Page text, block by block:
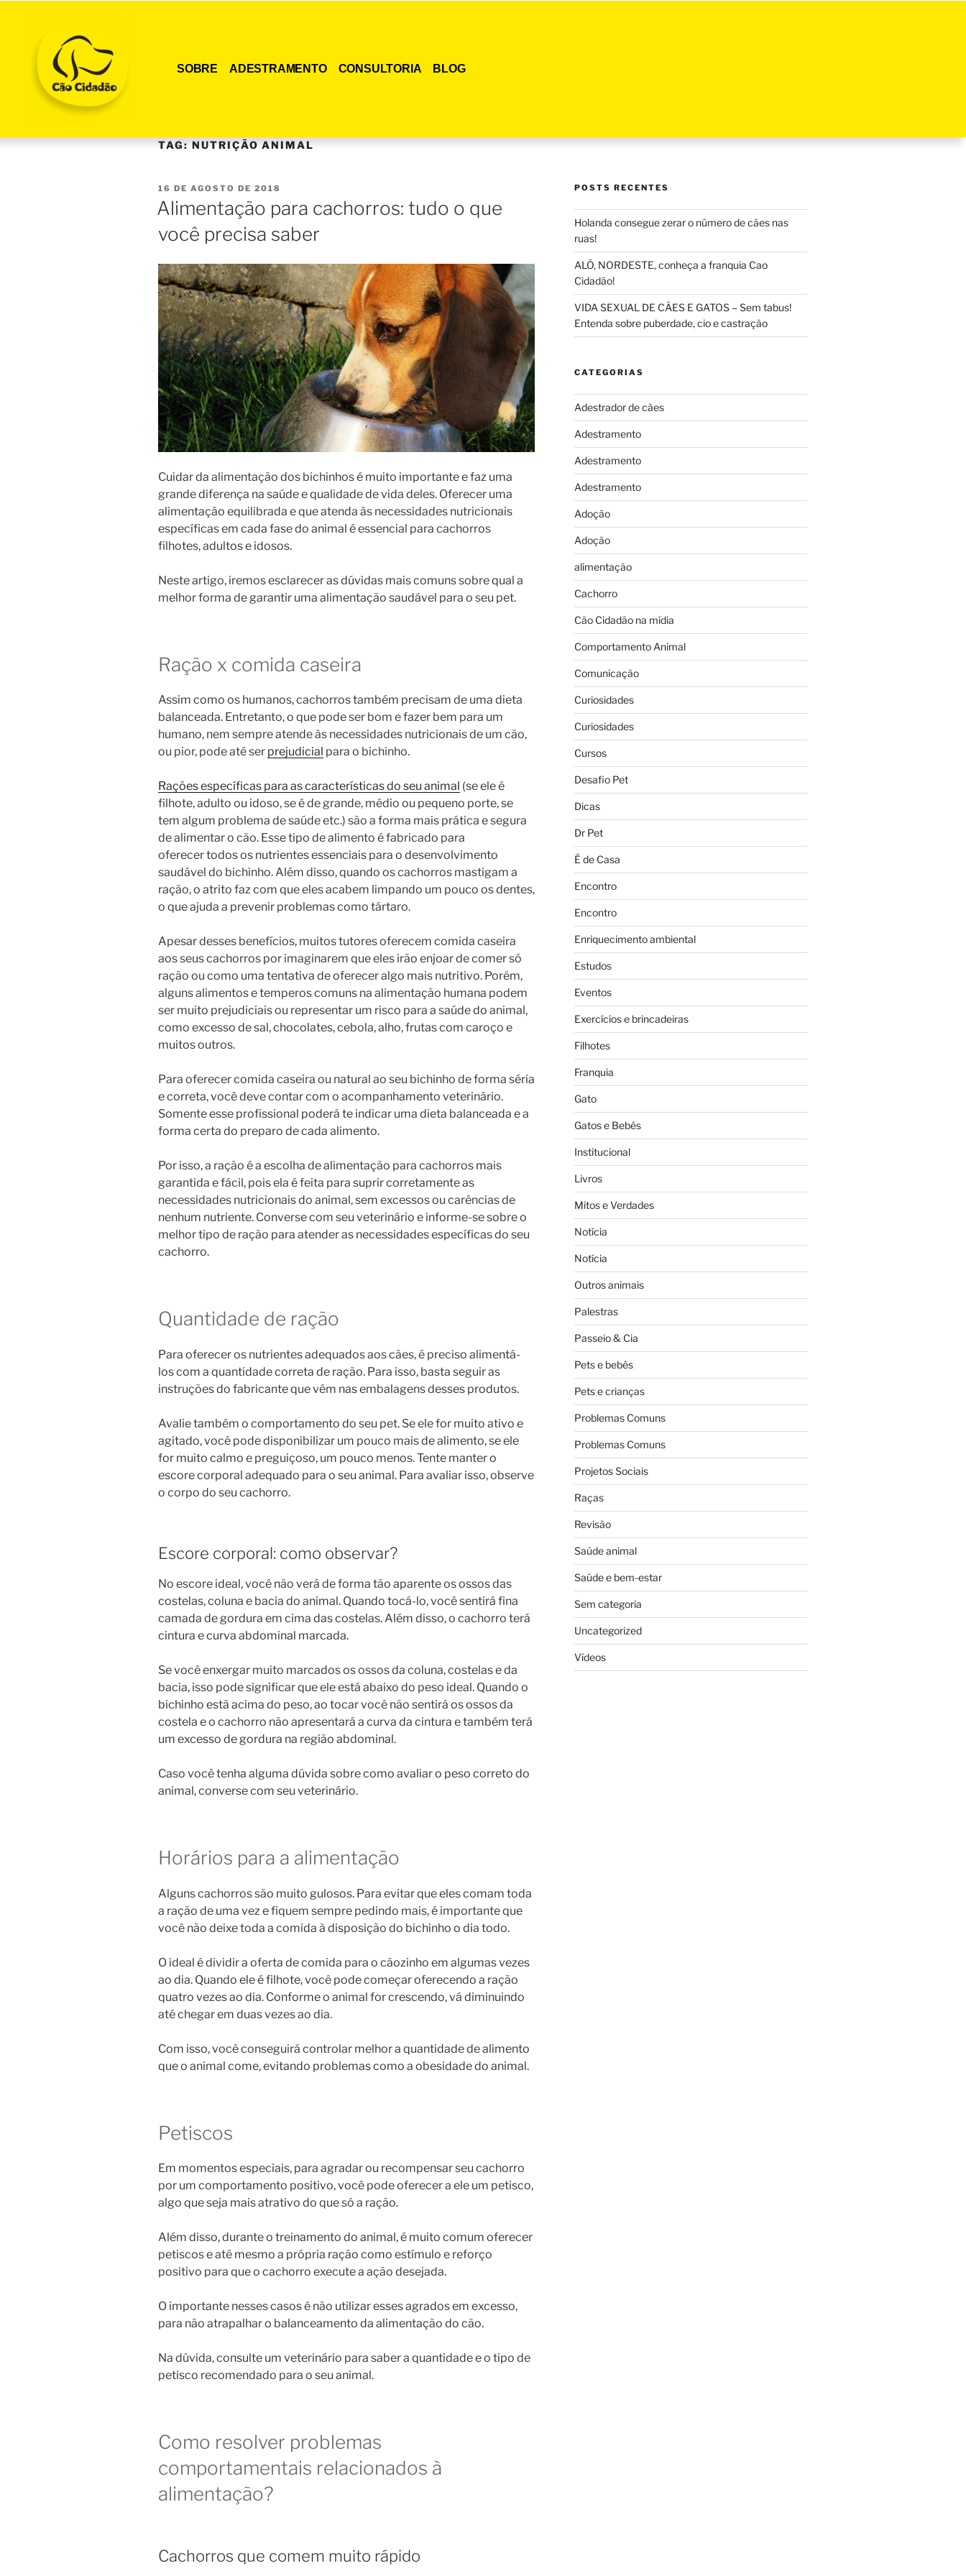
SOBRE ADESTRAMENTO CONSULTORIA BLOG
TAG:NUTRIÇÃO ANIMAL
16 DE AGOSTO DE 2018
Alimentação para cachorros: tudo o que
você precisa saber
Cuidar da alimentação dos bichinhos é muito importante e faz uma
grande diferença na saúde e qualidade de vida deles. Oferecer uma
alimentação equilibrada e que atenda às necessidades nutricionais
específicas em cada fase do animal é essencial para cachorros
filhotes, adultos e idosos.
Neste artigo, iremos esclarecer as dúvidas mais comuns sobre qual a
melhor forma de garantir uma alimentação saudável para o seu pet.
Ração x comida caseira
Assim como os humanos, cachorros também precisam de uma dieta
balanceada. Entretanto, o que pode ser bom e fazer bem para um
humano, nem sempre atende às necessidades nutricionais de um cão,
ou pior, pode até ser prejudicial para o bichinho.
Rações específicas para as características do seu animal (se ele é
filhote, adulto ou idoso, se é de grande, médio ou pequeno porte, se
tem algum problema de saúde etc.) são a forma mais prática e segura
de alimentar o cão. Esse tipo de alimento é fabricado para
oferecer todos os nutrientes essenciais para o desenvolvimento
saudável do bichinho. Além disso, quando os cachorros mastigam a
ração, o atrito faz com que eles acabem limpando um pouco os dentes,
o que ajuda a prevenir problemas como tártaro.
Apesar desses benefícios, muitos tutores oferecem comida caseira
aos seus cachorros por imaginarem que eles irão enjoar de comer só
ração ou como uma tentativa de oferecer algo mais nutritivo. Porém,
alguns alimentos e temperos comuns na alimentação humana podem
ser muito prejudiciais ou representar um risco para a saúde do animal,
como excesso de sal, chocolates, cebola, alho, frutas com caroço e
muitos outros.
Para oferecer comida caseira ou natural ao seu bichinho de forma séria
e correta, você deve contar com o acompanhamento veterinário.
Somente esse profissional poderá te indicar uma dieta balanceada e a
forma certa do preparo de cada alimento.
Por isso, a ração é a escolha de alimentação para cachorros mais
garantida e fácil, pois ela é feita para suprir corretamente as
necessidades nutricionais do animal, sem excessos ou carências de
nenhum nutriente. Converse com seu veterinário e informe-se sobre o
melhor tipo de ração para atender as necessidades específicas do seu
cachorro.
Quantidade de ração
Para oferecer os nutrientes adequados aos cães, é preciso alimentá-
los com a quantidade correta de ração. Para isso, basta seguir as
instruções do fabricante que vêm nas embalagens desses produtos.
Avalie também o comportamento do seu pet. Se ele for muito ativo e
agitado, você pode disponibilizar um pouco mais de alimento, se ele
for muito calmo e preguiçoso, um pouco menos. Tente manter o
escore corporal adequado para o seu animal. Para avaliar isso, observe
o corpo do seu cachorro.
Escore corporal: como observar?
No escore ideal, você não verá de forma tão aparente os ossos das
costelas, coluna e bacia do animal. Quando tocá-lo, você sentirá fina
camada de gordura em cima das costelas. Além disso, o cachorro terá
cintura e curva abdominal marcada.
Se você enxergar muito marcados os ossos da coluna, costelas e da
bacia, isso pode significar que ele está abaixo do peso ideal. Quando o
bichinho está acima do peso, ao tocar você não sentirá os ossos da
costela e o cachorro não apresentará a curva da cintura e também terá
um excesso de gordura na região abdominal.
Caso você tenha alguma dúvida sobre como avaliar o peso correto do
animal, converse com seu veterinário.
Horários para a alimentação
Alguns cachorros são muito gulosos. Para evitar que eles comam toda
a ração de uma vez e fiquem sempre pedindo mais, é importante que
você não deixe toda a comida à disposição do bichinho o dia todo.
O ideal é dividir a oferta de comida para o cãozinho em algumas vezes
ao dia. Quando ele é filhote, você pode começar oferecendo a ração
quatro vezes ao dia. Conforme o animal for crescendo, vá diminuindo
até chegar em duas vezes ao dia.
Com isso, você conseguirá controlar melhor a quantidade de alimento
que o animal come, evitando problemas como a obesidade do animal.
Petiscos
Em momentos especiais, para agradar ou recompensar seu cachorro
por um comportamento positivo, você pode oferecer a ele um petisco,
algo que seja mais atrativo do que só a ração.
Além disso, durante o treinamento do animal, é muito comum oferecer
petiscos e até mesmo a própria ração como estímulo e reforço
positivo para que o cachorro execute a ação desejada.
O importante nesses casos é não utilizar esses agrados em excesso,
para não atrapalhar o balanceamento da alimentação do cão.
Na dúvida, consulte um veterinário para saber a quantidade e o tipo de
petisco recomendado para o seu animal.
Como resolver problemas
comportamentais relacionados à
alimentação?
Cachorros que comem muito rápido
POSTS RECENTES
Holanda consegue zerar o número de cães nas
ruas!
ALÔ, NORDESTE, conheça a franquia Cao
Cidadão!
VIDA SEXUAL DE CÃES E GATOS – Sem tabus!
Entenda sobre puberdade, cio e castração
CATEGORIAS
Adestrador de cães
Adestramento
Adestramento
Adestramento
Adoção
Adoção
alimentação
Cachorro
Cão Cidadão na mídia
Comportamento Animal
Comunicação
Curiosidades
Curiosidades
Cursos
Desafio Pet
Dicas
Dr Pet
É de Casa
Encontro
Encontro
Enriquecimento ambiental
Estudos
Eventos
Exercícios e brincadeiras
Filhotes
Franquia
Gato
Gatos e Bebês
Institucional
Livros
Mitos e Verdades
Notícia
Notícia
Outros animais
Palestras
Passeio & Cia
Pets e bebês
Pets e crianças
Problemas Comuns
Problemas Comuns
Projetos Sociais
Raças
Revisão
Saúde animal
Saúde e bem-estar
Sem categoria
Uncategorized
Vídeos